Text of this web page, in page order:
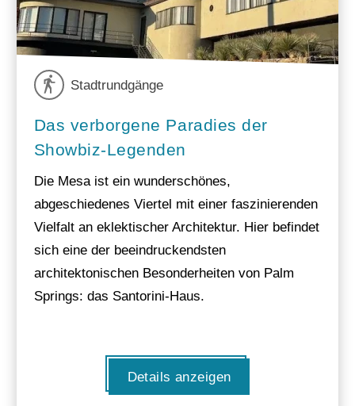
Stadtrundgänge
Das verborgene Paradies der
Showbiz-Legenden
Die Mesa ist ein wunderschönes,
abgeschiedenes Viertel mit einer faszinierenden
Vielfalt an eklektischer Architektur. Hier befindet
sich eine der beeindruckendsten
architektonischen Besonderheiten von Palm
Springs: das Santorini-Haus.
Details anzeigen